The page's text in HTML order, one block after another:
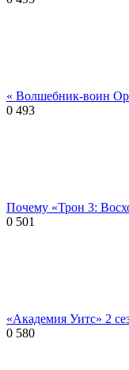
« Волшебник-воин
0 493
Почему «Трон 3:
0 501
«Академия Уитс» 2
0 580